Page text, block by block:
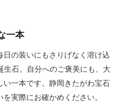
一本
の装いにもさりげなく溶け込
石。自分へのご褒美にも、大
一本です。静岡きたがわ宝石
実際にお確かめください。